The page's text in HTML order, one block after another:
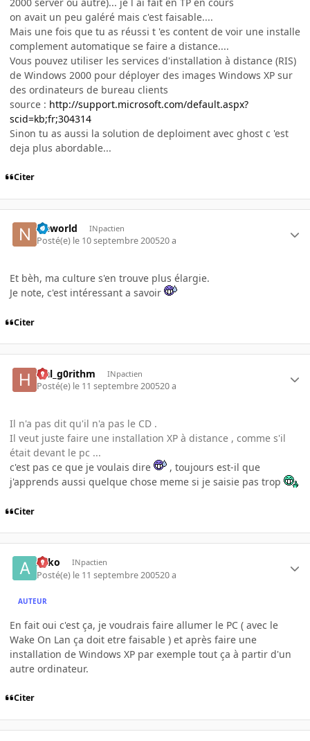
on avait un peu galéré mais c'est faisable....
Mais une fois que tu as réussi t 'es content de voir une installe
complement automatique se faire a distance....
Vous pouvez utiliser les services d'installation à distance (RIS)
de Windows 2000 pour déployer des images Windows XP sur
des ordinateurs de bureau clients
source : http://support.microsoft.com/default.aspx?
scid=kb;fr;304314
Sinon tu as aussi la solution de deploiment avec ghost c 'est
deja plus abordable...
Citer
Neworld INpactien
Posté(e) le 10 septembre 200520 a
Et bèh, ma culture s'en trouve plus élargie.
Je note, c'est intéressant a savoir
Citer
Hal_g0rithm INpactien
Posté(e) le 11 septembre 200520 a
Il n'a pas dit qu'il n'a pas le CD .
Il veut juste faire une installation XP à distance , comme s'il
était devant le pc ...
c'est pas ce que je voulais dire
, toujours est-il que
j'apprends aussi quelque chose meme si je saisie pas trop
Citer
Arko INpactien
Posté(e) le 11 septembre 200520 a
AUTEUR
En fait oui c'est ça, je voudrais faire allumer le PC ( avec le
Wake On Lan ça doit etre faisable ) et après faire une
installation de Windows XP par exemple tout ça à partir d'un
autre ordinateur.
Citer